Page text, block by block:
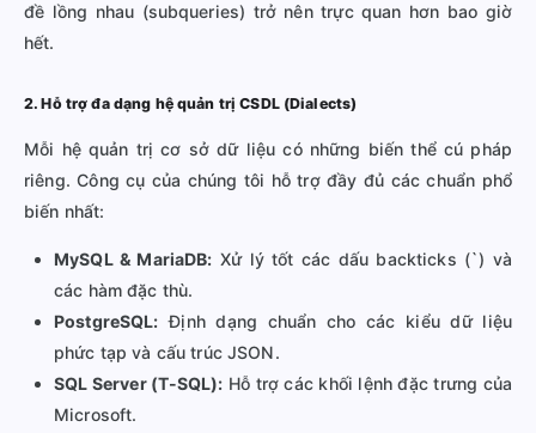
đề lồng nhau (subqueries) trở nên trực quan hơn bao giờ
hết.
2. Hỗ trợ đa dạng hệ quản trị CSDL (Dialects)
Mỗi hệ quản trị cơ sở dữ liệu có những biến thể cú pháp
riêng. Công cụ của chúng tôi hỗ trợ đầy đủ các chuẩn phổ
biến nhất:
MySQL & MariaDB: Xử lý tốt các dấu backticks (`) và
các hàm đặc thù.
PostgreSQL: Định dạng chuẩn cho các kiểu dữ liệu
phức tạp và cấu trúc JSON.
SQL Server (T-SQL): Hỗ trợ các khối lệnh đặc trưng của
Microsoft.